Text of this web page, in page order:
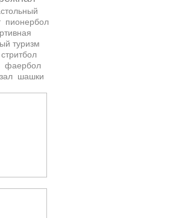
пионербол
туризм
стритбол
фаербол
шашки